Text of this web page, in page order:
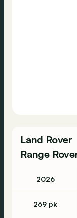
Land Rover
2026
269 pk